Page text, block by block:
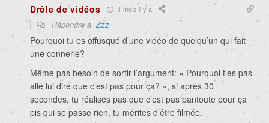
Drôle de vidéos 1 mois il y a
Répondre àZzz
Pourquoi tu es offusqué d’une vidéo de quelqu’un qui fait
une connerie?
Même pas besoin de sortir l’argument: « Pourquoi t’es pas
allé lui dire que c’est pas pour ça? », si après 30
secondes, tu réalises pas que c’est pas pantoute pour ça
pis qui se passe rien, tu mérites d’être filmée.